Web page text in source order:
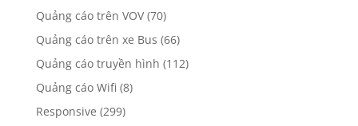
Quảng cáo trên VOV(70)
Quảng cáo trên xe Bus (66)
Quảng cáo truyền hình (112)
Quảng cáo Wifi (8)
Responsive (299)